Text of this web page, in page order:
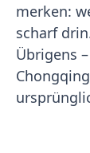
merken:
scharf
Übrigens